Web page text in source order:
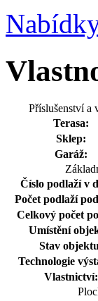
Příslušenství a
Terasa:
Sklep:
Garáž:
Číslo podlaží v
Počet podlaží
Celkový počet
Umístění
Stav
Technologie
Vlastnictví: